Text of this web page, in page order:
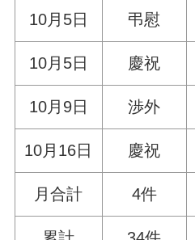
10月5日 弔慰
10月5日 慶祝
10月9日 渉外
10月16日 慶祝
月合計 4件